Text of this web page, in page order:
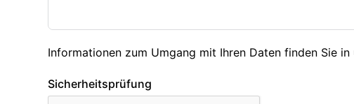
Informationen zum Umgang mit Ihren Daten finden Sie in
Sicherheitsprüfung